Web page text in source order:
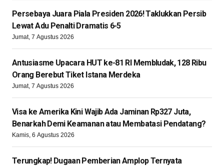
Persebaya Juara Piala Presiden 2026! Taklukkan Persib
Lewat Adu Penalti Dramatis 6-5
Jumat, 7 Agustus 2026
Antusiasme Upacara HUT ke-81 RI Membludak, 128 Ribu
Orang Berebut Tiket Istana Merdeka
Jumat, 7 Agustus 2026
Visa ke Amerika Kini Wajib Ada Jaminan Rp327 Juta,
Benarkah Demi Keamanan atau Membatasi Pendatang?
Kamis, 6 Agustus 2026
Terungkap! Dugaan Pemberian Amplop Ternyata